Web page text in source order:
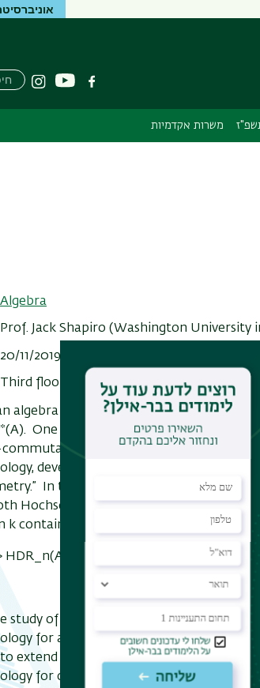
פייסבוקיוטיוב
משרות אקדמיות
Algebra
Prof. Jack Shapiro (Washington University
20/11/2019 - 11:30 - 10:30
Third floor seminar room (room 201,
algebra A over a unitary commutative
One use of it was a generalization of
algebras. This gave us
developed by Alain Connes in his
In that paper he also produced
Hochschild and de Rham homology.
k contains Q. Then we get the Karoubi
—> HC_n(A) —> HH_{n+1}(A).
study of quantum groups, cyclic
for a pair of an algebra together
extend Karoubi’s theorem to twisted
for crossed product algebras (an